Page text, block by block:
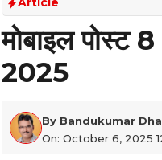
मोबाइल पोस्ट
2025
By Bandukumar
On: October 6, 2025